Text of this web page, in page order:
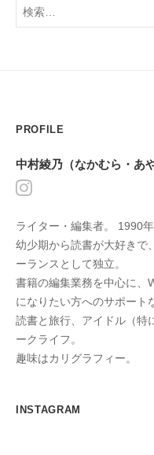
検
PROFILE
中村綾乃（なかむら・あ
ライター・編集者。 1990年
幼少期から読書が大好きで
ーランスとして独立。
書籍の編集業務を中心に、
になりたい方へのサポート
読書と旅行、アイドル（特
ークライフ。
趣味はカリグラフィー。
INSTAGRAM